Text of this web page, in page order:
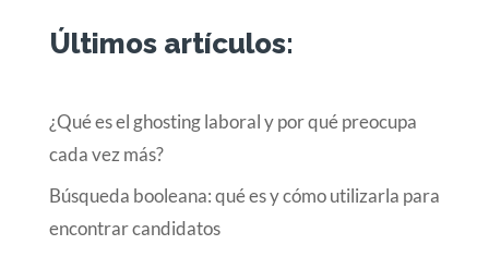
Últimos artículos:
¿Qué es el ghosting laboral y por qué preocupa
cada vez más?
Búsqueda booleana: qué es y cómo utilizarla para
encontrar candidatos